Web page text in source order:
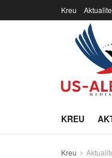
Kreu
KREU
Kreu